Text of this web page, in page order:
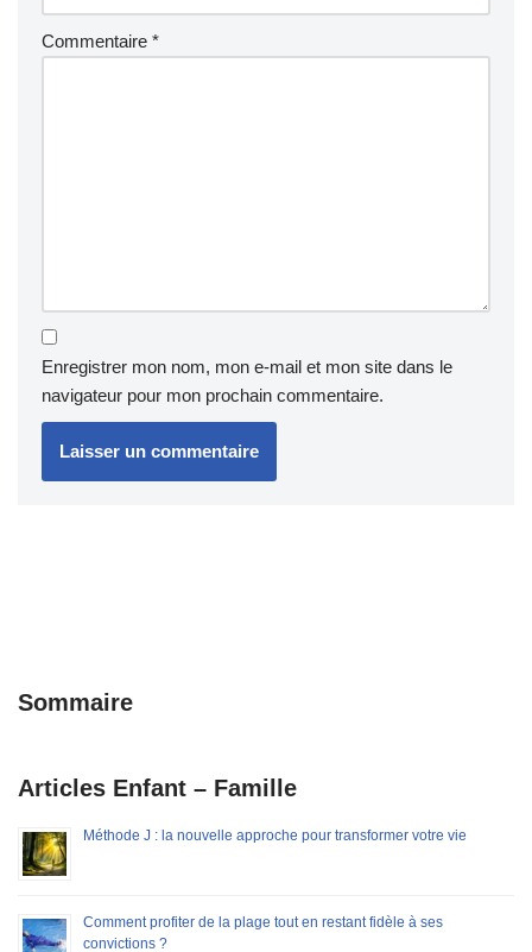
Commentaire *
Enregistrer mon nom, mon e-mail et mon site dans le
navigateur pour mon prochain commentaire.
Sommaire
Articles Enfant – Famille
Méthode J : la nouvelle approche pour transformer votre vie
Comment profiter de la plage tout en restant fidèle à ses
convictions ?